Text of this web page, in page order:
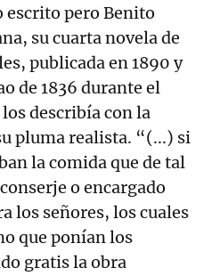
pero Benito
su cuarta novela de
publicada en 1890 y
de 1836 durante el
describía con la
pluma realista. “(...) si
la comida que de tal
o encargado
los señores, los cuales
que ponían los
gratis la obra